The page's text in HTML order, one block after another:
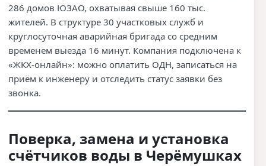
286 домов ЮЗАО, охватывая свыше 160 тыс.
жителей. В структуре 30 участковых служб и
круглосуточная аварийная бригада со средним
временем выезда 16 минут. Компания подключена к
«ЖКХ-онлайн»: можно оплатить ОДН, записаться на
приём к инженеру и отследить статус заявки без
звонка.
Поверка, замена и установка
счётчиков воды в Черёмушках